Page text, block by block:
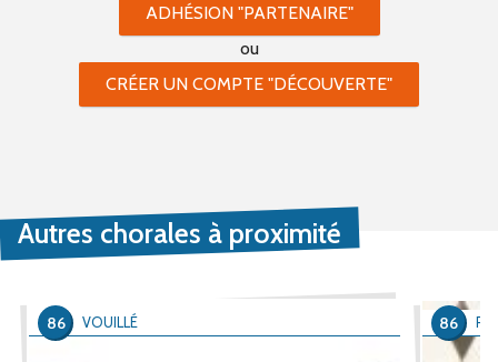
ADHÉSION "PARTENAIRE"
ou
CRÉER UN COMPTE "DÉCOUVERTE"
Autres chorales à proximité
VOUILLÉ
86 86